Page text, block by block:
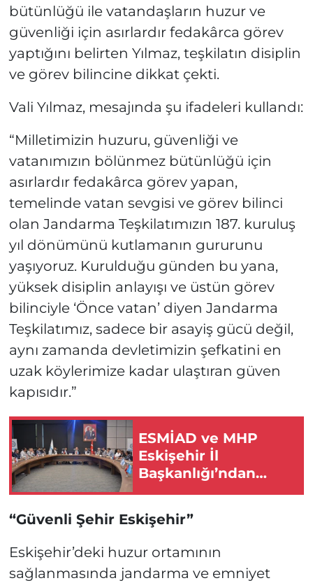
bütünlüğü ile vatandaşların huzur ve
güvenliği için asırlardır fedakârca görev
yaptığını belirten Yılmaz, teşkilatın disiplin
ve görev bilincine dikkat çekti.
Vali Yılmaz, mesajında şu ifadeleri kullandı:
“Milletimizin huzuru, güvenliği ve
vatanımızın bölünmez bütünlüğü için
asırlardır fedakârca görev yapan,
temelinde vatan sevgisi ve görev bilinci
olan Jandarma Teşkilatımızın 187. kuruluş
yıl dönümünü kutlamanın gururunu
yaşıyoruz. Kurulduğu günden bu yana,
yüksek disiplin anlayışı ve üstün görev
bilinciyle ‘Önce vatan’ diyen Jandarma
Teşkilatımız, sadece bir asayiş gücü değil,
aynı zamanda devletimizin şefkatini en
uzak köylerimize kadar ulaştıran güven
kapısıdır.”
ESMİAD ve MHP
Eskişehir İl
Başkanlığı’ndan
Eskişehir İçin Güçlü
“Güvenli Şehir Eskişehir”
Eskişehir’deki huzur ortamının
sağlanmasında jandarma ve emniyet